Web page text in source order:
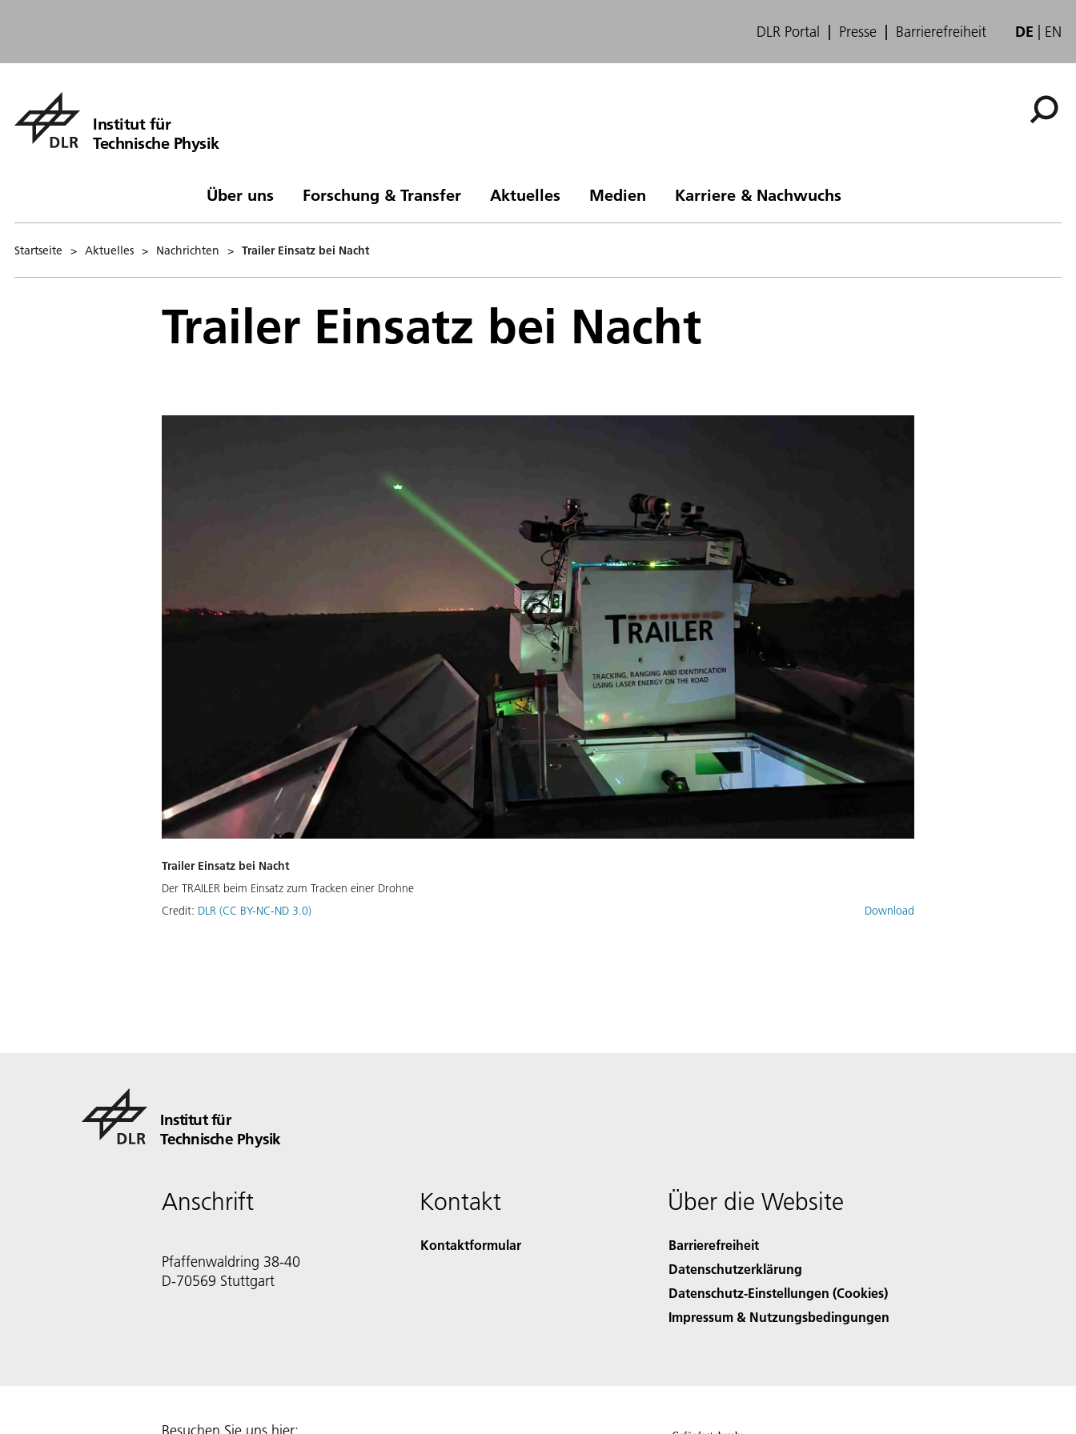
DLR Portal Presse Barrierefreiheit DE EN
Institut für
Technische Physik
Über uns Forschung & Transfer Aktuelles Medien Karriere & Nachwuchs
Startseite > Aktuelles > Nachrichten > Trailer Einsatz bei Nacht
Trailer Einsatz bei Nacht
Trailer Einsatz bei Nacht
Der TRAILER beim Einsatz zum Tracken einer Drohne
Credit: DLR (CC BY-NC-ND 3.0) Download
Institut für
Technische Physik
Anschrift
Pfaffenwaldring 38-40
D-70569 Stuttgart
Kontakt
Kontaktformular
Über die Website
Barrierefreiheit
Datenschutzerklärung
Datenschutz-Einstellungen (Cookies)
Impressum & Nutzungsbedingungen
Besuchen Sie uns hier: